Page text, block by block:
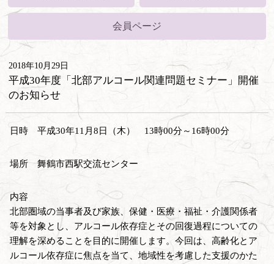
会員ページ
2018年10月29日
平成30年度「北部アルコール関連問題セミナー」開催
のお知らせ
日時 平成30年11月8日（木） 13時00分～16時00分
場所 舞鶴市西駅交流センター
内容
北部圏域の当事者及び家族、保健・医療・福祉・介護関係者
等を対象とし、アルコール依存症とその回復過程についての
理解を深めることを目的に開催します。今回は、高齢化とア
ルコール依存症に焦点を当て、地域性を考慮した支援のかた